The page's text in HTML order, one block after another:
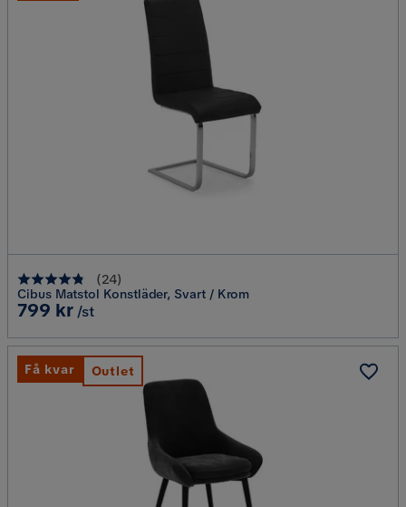
(24)
Cibus Matstol Konstläder, Svart / Krom
Pris
799 kr /st
Få kvar Outlet